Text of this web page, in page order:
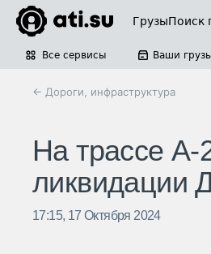
ГрузыПоиск
Все сервисы Ваши
← Дороги, инфраструктура
На трассе
ликвидации
17:15, 17 Октября 2024